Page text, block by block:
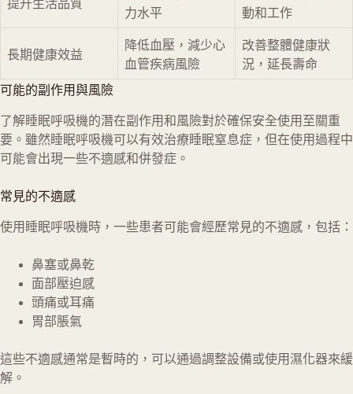
提升生活品質
力水平
動和工作
長期健康效益
降低血壓，減少心
血管疾病風險
改善整體健康狀
況，延長壽命
可能的副作用與風險
了解睡眠呼吸機的潛在副作用和風險對於確保安全使用至關重
要。雖然睡眠呼吸機可以有效治療睡眠窒息症，但在使用過程中
可能會出現一些不適感和併發症。
常見的不適感
使用睡眠呼吸機時，一些患者可能會經歷常見的不適感，包括：
鼻塞或鼻乾
面部壓迫感
頭痛或耳痛
胃部脹氣
這些不適感通常是暫時的，可以通過調整設備或使用濕化器來緩
解。